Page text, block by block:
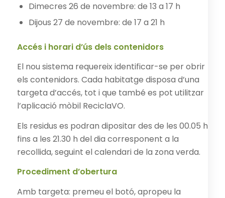
Dimecres 26 de novembre: de 13 a 17 h
Dijous 27 de novembre: de 17 a 21 h
Accés i horari d’ús dels contenidors
El nou sistema requereix identificar-se per obrir
els contenidors. Cada habitatge disposa d’una
targeta d’accés, tot i que també es pot utilitzar
l’aplicació mòbil ReciclaVO.
Els residus es podran dipositar des de les 00.05 h
fins a les 21.30 h del dia corresponent a la
recollida, seguint el calendari de la zona verda.
Procediment d’obertura
Amb targeta: premeu el botó, apropeu la